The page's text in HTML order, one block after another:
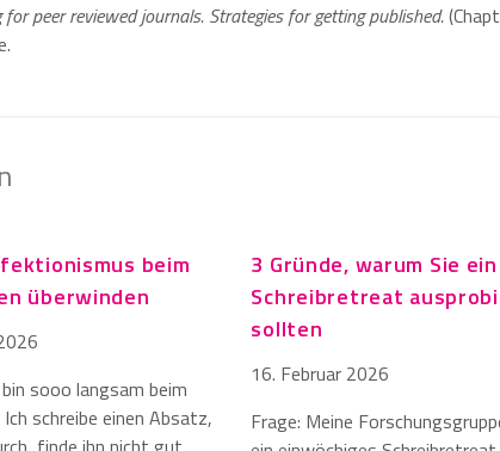
for peer reviewed journals. Strategies for getting published.
beim
überwinden
sooo langsam beim
Ich schreibe einen Absatz,
3 Gründe, warum Sie ein
Schreibretreat
sollten
16. Februar 2026
Frage: Meine